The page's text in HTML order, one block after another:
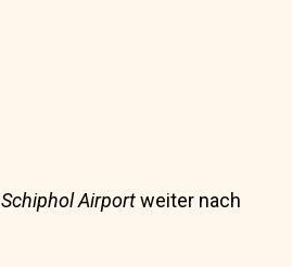
Schiphol Airportweiter nach